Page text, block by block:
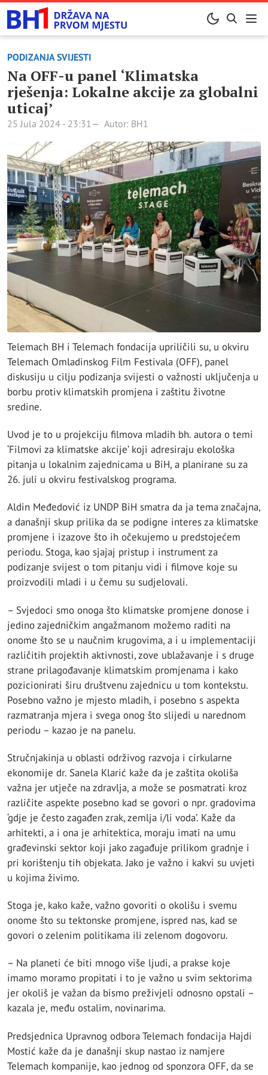
PODIZANJA SVIJESTI
Na OFF-u panel ‘Klimatska
rješenja: Lokalne akcije za globalni
uticaj’
25 Jula 2024 - 23:31 Autor: BH1
Telemach BH i Telemach fondacija upriličili su, u okviru
Telemach Omladinskog Film Festivala (OFF), panel
diskusiju u cilju podizanja svijesti o važnosti uključenja u
borbu protiv klimatskih promjena i zaštitu životne
sredine.
Uvod je to u projekciju filmova mladih bh. autora o temi
‘Filmovi za klimatske akcije’ koji adresiraju ekološka
pitanja u lokalnim zajednicama u BiH, a planirane su za
26. juli u okviru festivalskog programa.
Aldin Međedović iz UNDP BiH smatra da ja tema značajna,
a današnji skup prilika da se podigne interes za klimatske
promjene i izazove što ih očekujemo u predstojećem
periodu. Stoga, kao sjajaj pristup i instrument za
podizanje svijest o tom pitanju vidi i filmove koje su
proizvodili mladi i u čemu su sudjelovali.
– Svjedoci smo onoga što klimatske promjene donose i
jedino zajedničkim angažmanom možemo raditi na
onome što se u naučnim krugovima, a i u implementaciji
različitih projektih aktivnosti, zove ublažavanje i s druge
strane prilagođavanje klimatskim promjenama i kako
pozicionirati širu društvenu zajednicu u tom kontekstu.
Posebno važno je mjesto mladih, i posebno s aspekta
razmatranja mjera i svega onog što slijedi u narednom
periodu – kazao je na panelu.
Stručnjakinja u oblasti održivog razvoja i cirkularne
ekonomije dr. Sanela Klarić kaže da je zaštita okoliša
važna jer utječe na zdravlja, a može se posmatrati kroz
različite aspekte posebno kad se govori o npr. gradovima
‘gdje je često zagađen zrak, zemlja i/li voda’. Kaže da
arhitekti, a i ona je arhitektica, moraju imati na umu
građevinski sektor koji jako zagađuje prilikom gradnje i
pri korištenju tih objekata. Jako je važno i kakvi su uvjeti
u kojima živimo.
Stoga je, kako kaže, važno govoriti o okolišu i svemu
onome što su tektonske promjene, ispred nas, kad se
govori o zelenim politikama ili zelenom dogovoru.
– Na planeti će biti mnogo više ljudi, a prakse koje
imamo moramo propitati i to je važno u svim sektorima
jer okoliš je važan da bismo preživjeli odnosno opstali –
kazala je, među ostalim, novinarima.
Predsjednica Upravnog odbora Telemach fondacija Hajdi
Mostić kaže da je današnji skup nastao iz namjere
Telemach kompanije, kao jednog od sponzora OFF, da se